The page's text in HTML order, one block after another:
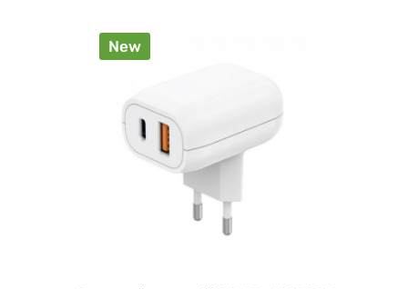
New